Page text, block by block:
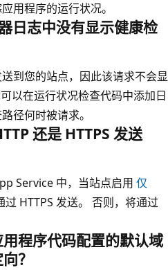
用程序的运行状况。
日志中没有显示健康检
到您的站点，因此该请求不会显
以在运行状况检查代码中添加日
径何时被请求。
还是 HTTPS 发送
Service 中，当站点启用 仅
HTTPS 发送。 否则，将通过
程序代码配置的默认域
？